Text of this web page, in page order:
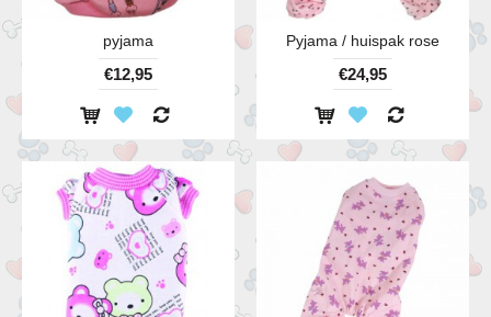
pyjama
€12,95
Pyjama / huispak rose
€24,95